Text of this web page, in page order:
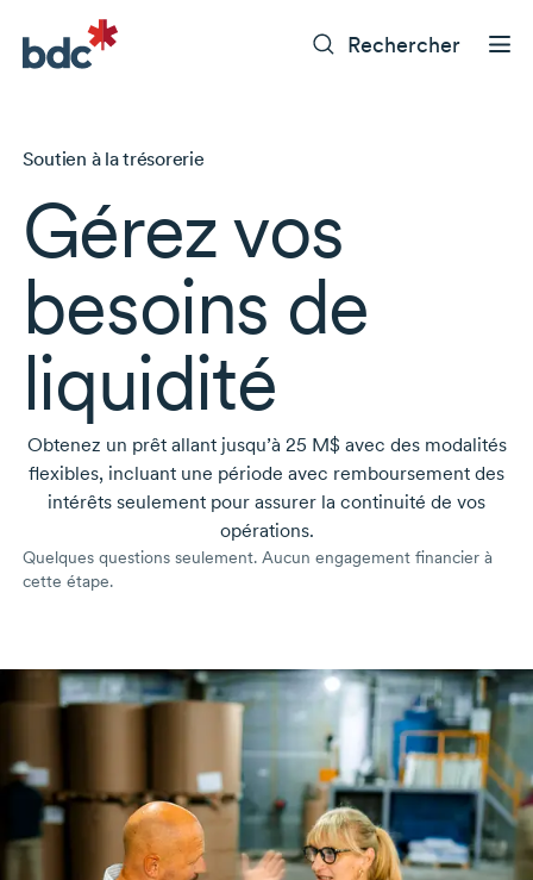
Rechercher
Soutien à la trésorerie
Gérez vos
besoins de
liquidité
Obtenez un prêt allant jusqu’à 25 M$ avec des modalités
flexibles, incluant une période avec remboursement des
intérêts seulement pour assurer la continuité de vos
opérations.
Quelques questions seulement. Aucun engagement financier à
cette étape.